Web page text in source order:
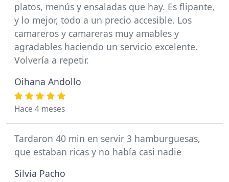
platos, menús y ensaladas que hay. Es flipante,
y lo mejor, todo a un precio accesible. Los
camareros y camareras muy amables y
agradables haciendo un servicio excelente.
Volvería a repetir.
Oihana Andollo
Hace 4 meses
Tardaron 40 min en servir 3 hamburguesas,
que estaban ricas y no había casi nadie
Silvia Pacho